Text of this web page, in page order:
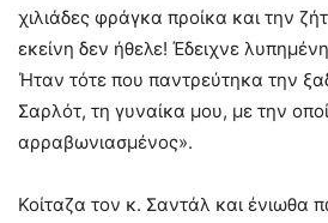
χιλιάδες φράγκα προίκα και την
εκείνη δεν ήθελε! Έδειχνε
Ήταν τότε που παντρεύτηκα την
Σαρλότ, τη γυναίκα μου, με την
αρραβωνιασμένος».
Κοίταζα τον κ. Σαντάλ και ένιωθα